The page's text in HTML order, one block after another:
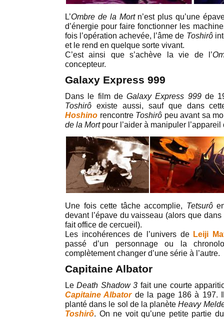
L’Ombre de la Mortn’est plus qu’une
d’énergie pour faire fonctionner les
fois l’opération achevée, l’âme de Toshirô
et le rend en quelque sorte vivant.
C’est ainsi que s’achève la vie de l’
concepteur.
Galaxy Express 999
Dans le film deGalaxy Express 999de
Toshirô existe aussi, sauf que dans
Hoshino rencontre Toshirô peu avant sa
de la Mort pour l’aider à manipuler
Une fois cette tâche accomplie, Tetsurô
devant l’épave du vaisseau (alors que
fait office de cercueil).
Les incohérences de l’univers de Leiji
passé d’un personnage ou la
complètement changer d’une série à l’autre.
Capitaine Albator
LeDeath Shadow 3 fait une courte
Capitaine Albatorde la page 186 à 197. Il
planté dans le sol de la planèteHeavy
Toshirô. On ne voit qu’une petite partie